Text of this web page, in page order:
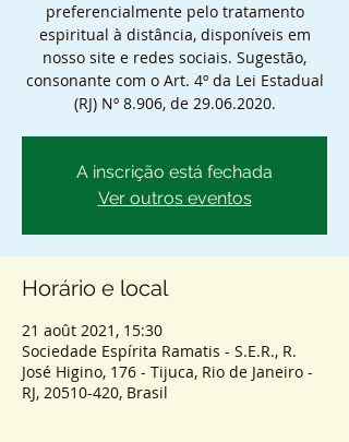
preferencialmente pelo tratamento
espiritual à distância, disponíveis em
nosso site e redes sociais. Sugestão,
consonante com o Art. 4º da Lei Estadual
(RJ) Nº 8.906, de 29.06.2020.
A inscrição está fechada
Ver outros eventos
Horário e local
21 août 2021, 15:30
Sociedade Espírita Ramatis - S.E.R., R.
José Higino, 176 - Tijuca, Rio de Janeiro -
RJ, 20510-420, Brasil